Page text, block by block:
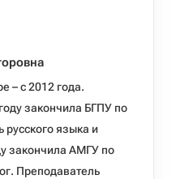
– с 2012 года.
закончила БГПУ по
русского языка и
закончила АМГУ по
Преподаватель